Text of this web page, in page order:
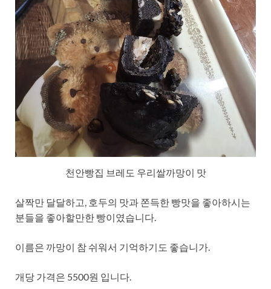
천안빵집 브레도 우리쌀까망이 맛
살짝만 달달하고, 호두의 맛과 쫀득한 빵맛을 좋아하시는
분들을 좋아할만한 빵이였습니다.
이름은 까망이 참 쉬워서 기억하기도 좋습니가.
개당 가격은 5500원 입니다.